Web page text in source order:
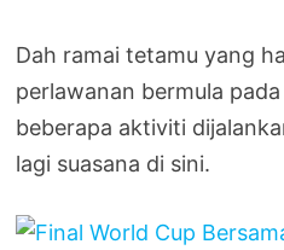
Dah ramai tetamu yang
perlawanan bermula
beberapa aktiviti
lagi suasana di sini.